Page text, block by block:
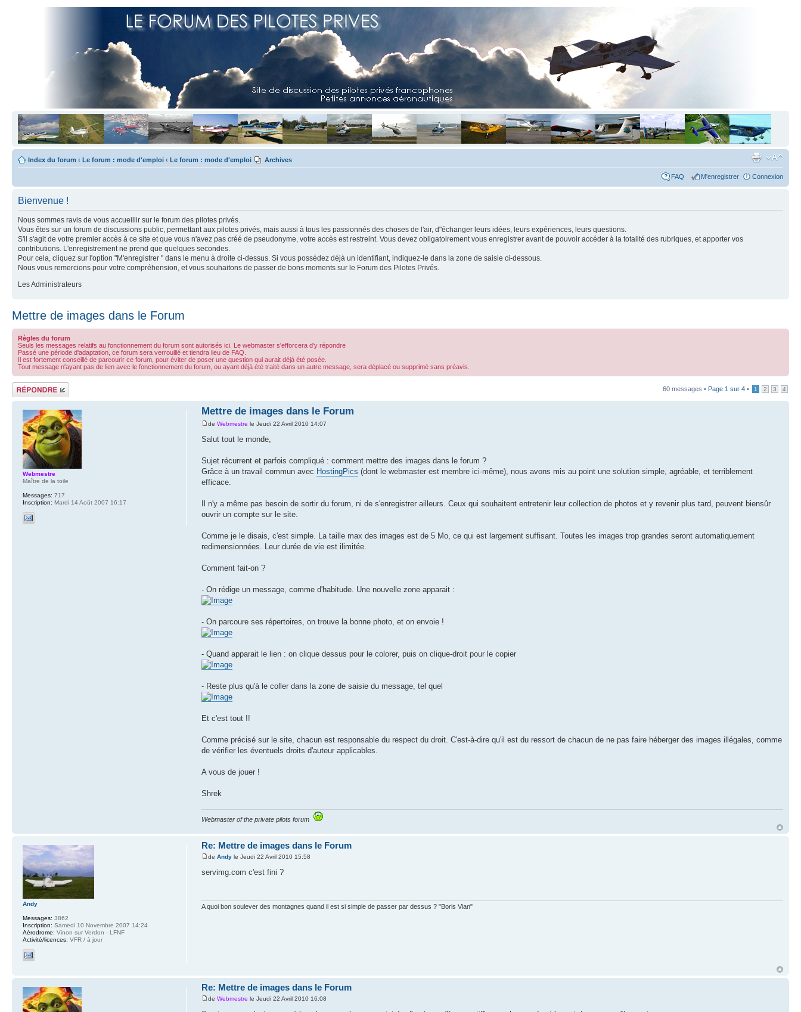
Index du forum ‹ Le forum : mode d'emploi ‹ Le forum : mode d'emploi Archives
FAQ M'enregistrer Connexion
Bienvenue !
Nous sommes ravis de vous accueillir sur le forum des pilotes privés.
Vous êtes sur un forum de discussions public, permettant aux pilotes privés, mais aussi à tous les passionnés des choses de l'air, d"échanger leurs idées, leurs expériences, leurs questions.
S'il s'agit de votre premier accès à ce site et que vous n'avez pas créé de pseudonyme, votre accès est restreint. Vous devez obligatoirement vous enregistrer avant de pouvoir accéder à la totalité des rubriques, et apporter vos
contributions. L'enregistrement ne prend que quelques secondes.
Pour cela, cliquez sur l'option "M'enregistrer " dans le menu à droite ci-dessus. Si vous possédez déjà un identifiant, indiquez-le dans la zone de saisie ci-dessous.
Nous vous remercions pour votre compréhension, et vous souhaitons de passer de bons moments sur le Forum des Pilotes Privés.
Les Administrateurs
Mettre de images dans le Forum
Règles du forum
Seuls les messages relatifs au fonctionnement du forum sont autorisés ici. Le webmaster s'efforcera d'y répondre
Passé une période d'adaptation, ce forum sera verrouillé et tiendra lieu de FAQ.
Il est fortement conseillé de parcourir ce forum, pour éviter de poser une question qui aurait déjà été posée.
Tout message n'ayant pas de lien avec le fonctionnement du forum, ou ayant déjà été traité dans un autre message, sera déplacé ou supprimé sans préavis.
Répondre 60 messages • Page 1 sur 4 • 1 2 3 4
Mettre de images dans le Forum
deWebmestre le Jeudi 22 Avril 2010 14:07
Salut tout le monde,
Sujet récurrent et parfois compliqué : comment mettre des images dans le forum ?
Grâce à un travail commun avec HostingPics (dont le webmaster est membre ici-même), nous avons mis au point une solution simple, agréable, et terriblement
efficace.
Il n'y a même pas besoin de sortir du forum, ni de s'enregistrer ailleurs. Ceux qui souhaitent entretenir leur collection de photos et y revenir plus tard, peuvent biensûr
ouvrir un compte sur le site.
Comme je le disais, c'est simple. La taille max des images est de 5 Mo, ce qui est largement suffisant. Toutes les images trop grandes seront automatiquement
redimensionnées. Leur durée de vie est ilimitée.
Comment fait-on ?
- On rédige un message, comme d'habitude. Une nouvelle zone apparait :
- On parcoure ses répertoires, on trouve la bonne photo, et on envoie !
- Quand apparait le lien : on clique dessus pour le colorer, puis on clique-droit pour le copier
- Reste plus qu'à le coller dans la zone de saisie du message, tel quel
Et c'est tout !!
Comme précisé sur le site, chacun est responsable du respect du droit. C'est-à-dire qu'il est du ressort de chacun de ne pas faire héberger des images illégales, comme
de vérifier les éventuels droits d'auteur applicables.
A vous de jouer !
Shrek
Webmaster of the private pilots forum
Webmestre
Maître de la toile
Messages: 717
Inscription: Mardi 14 Août 2007 16:17
Re: Mettre de images dans le Forum
deAndy le Jeudi 22 Avril 2010 15:58
servimg.com c'est fini ?
A quoi bon soulever des montagnes quand il est si simple de passer par dessus ? "Boris Vian"
Andy
Messages: 3862
Inscription: Samedi 10 Novembre 2007 14:24
Aérodrome: Vinon sur Verdon - LFNF
Activité/licences: VFR / à jour
Re: Mettre de images dans le Forum
deWebmestre le Jeudi 22 Avril 2010 16:08